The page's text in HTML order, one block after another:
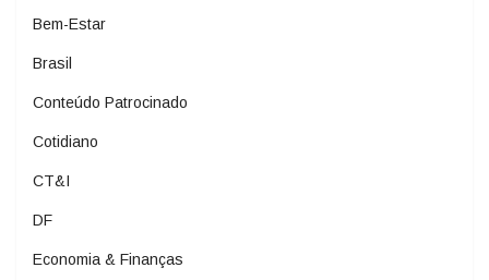
Bem-Estar
Brasil
Conteúdo Patrocinado
Cotidiano
CT&I
DF
Economia & Finanças